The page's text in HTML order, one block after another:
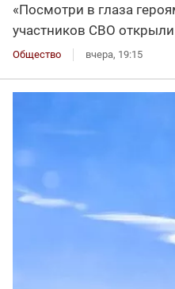
«Посмотри в глаза
участников СВО
Общество вчера, 19:15